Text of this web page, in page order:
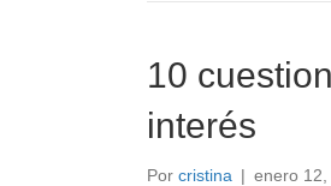
10
interés
Por cristina | enero 12,